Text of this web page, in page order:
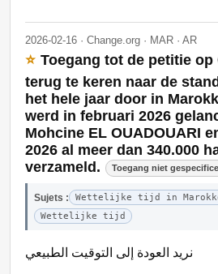
2026-02-16 · Change.org · MAR · AR
⭐ Toegang tot de petitie op
terug te keren naar de
het hele jaar door in
werd in februari 2026
Mohcine EL OUADOUARI
2026 al meer dan 340.000
verzameld.
Toegang niet
Sujets :
Wettelijke tijd in
Wettelijke tijd
نريد العودة إلى التوقيت الطبيعي